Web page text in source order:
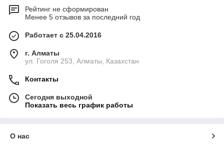
Рейтинг не сформирован
Менее 5 отзывов за последний год
Работает с 25.04.2016
г. Алматы
ул. Гоголя 253, Алматы, Казахстан
Контакты
Сегодня выходной
Показать весь график работы
О нас